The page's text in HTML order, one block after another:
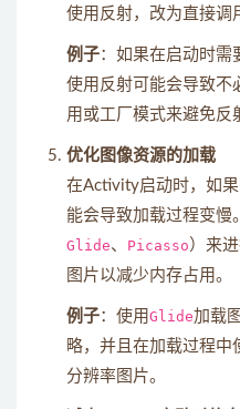
使用反射，改为直接调
例子：如果在启动时需
使用反射可能会导致不
用或工厂模式来避免反
优化图像资源的加载
在Activity启动时，如
能会导致加载过程变慢
Glide、 Picasso）来
图片以减少内存占用。
例子：使用Glide加载
略，并且在加载过程中
分辨率图片。